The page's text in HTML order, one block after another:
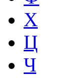
Х
Ц
Ч